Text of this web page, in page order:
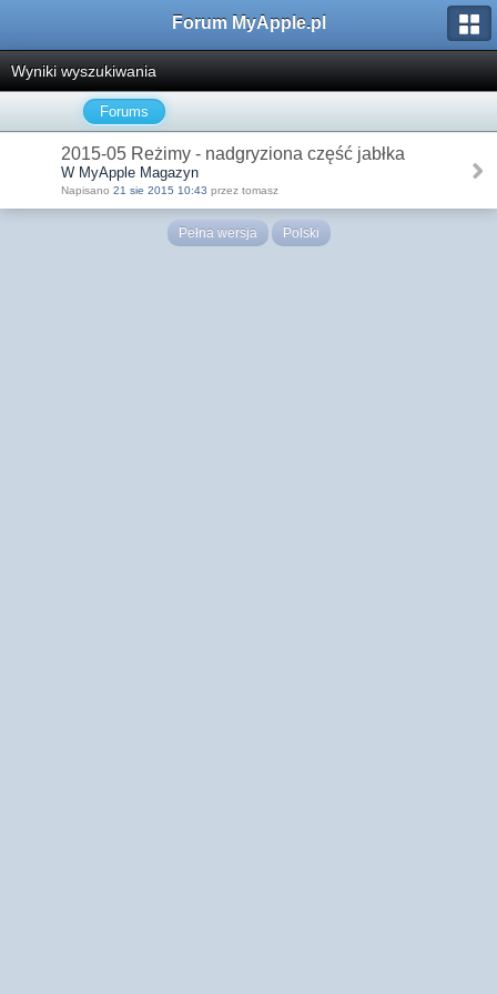
Forum MyApple.pl
Wyniki wyszukiwania
Forums
2015-05 Reżimy - nadgryziona część jabłka
W MyApple Magazyn
Napisano 21 sie 2015 10:43 przez tomasz
Pełna wersja Polski